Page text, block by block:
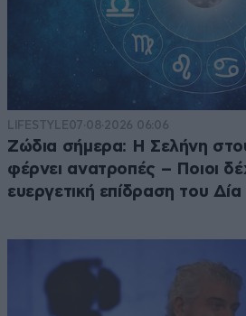
LIFESTYLE07·08·2026 06:06
Ζώδια σήμερα: Η Σελήνη
φέρνει ανατροπές – Ποιοι
ευεργετική επίδραση του